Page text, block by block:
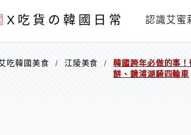
X吃貨の韓國日常 認識艾蜜
吃韓國美食 / 江陵美食 /
韓國跨年必做的事
餅、鏡浦湖騎四輪車